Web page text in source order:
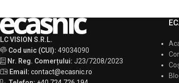
LC VISION S.R.L.
Cod unic (CUI): 49034090
Nr. Reg. Comerțului: J23/7208/2023
Email: contact@ecasnic.ro